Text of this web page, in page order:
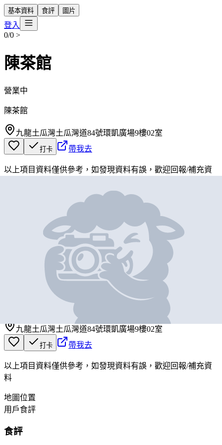
基本資料 食評 圖片
登入
0/0 >
陳茶館
營業中
陳茶館
九龍土瓜灣土瓜灣道84號環凱廣場9樓02室
打卡 帶我去
以上項目資料僅供參考，如發現資料有誤，歡迎回報/補充資
陳茶館
九龍土瓜灣土瓜灣道84號環凱廣場9樓02室
打卡 帶我去
以上項目資料僅供參考，如發現資料有誤，歡迎回報/補充資
料
地圖位置
用戶食評
食評